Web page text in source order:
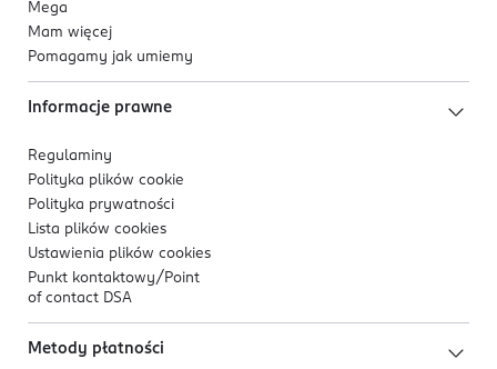
Mega
Mam więcej
Pomagamy jak umiemy
Informacje prawne
Regulaminy
Polityka plików cookie
Polityka prywatności
Lista plików cookies
Ustawienia plików cookies
Punkt kontaktowy/ Point
of contact DSA
Metody płatności